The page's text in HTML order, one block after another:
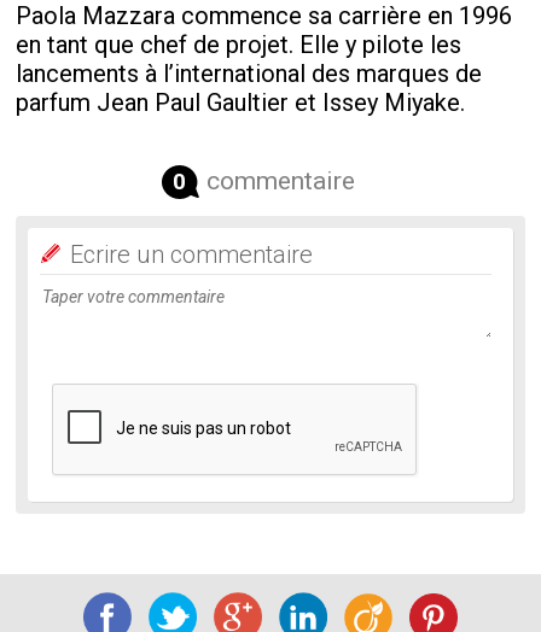
Paola Mazzara commence sa carrière en 1996
en tant que chef de projet. Elle y pilote les
lancements à l’international des marques de
parfum Jean Paul Gaultier et Issey Miyake.
0 commentaire
Ecrire un commentaire